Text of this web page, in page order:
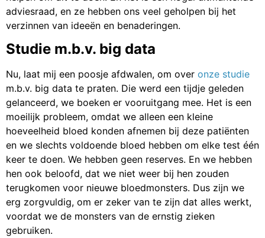
adviesraad, en ze hebben ons veel geholpen bij het
verzinnen van ideeën en benaderingen.
Studie m.b.v. big data
Nu, laat mij een poosje afdwalen, om over onze studie
m.b.v. big data te praten. Die werd een tijdje geleden
gelanceerd, we boeken er vooruitgang mee. Het is een
moeilijk probleem, omdat we alleen een kleine
hoeveelheid bloed konden afnemen bij deze patiënten
en we slechts voldoende bloed hebben om elke test één
keer te doen. We hebben geen reserves. En we hebben
hen ook beloofd, dat we niet weer bij hen zouden
terugkomen voor nieuwe bloedmonsters. Dus zijn we
erg zorgvuldig, om er zeker van te zijn dat alles werkt,
voordat we de monsters van de ernstig zieken
gebruiken.